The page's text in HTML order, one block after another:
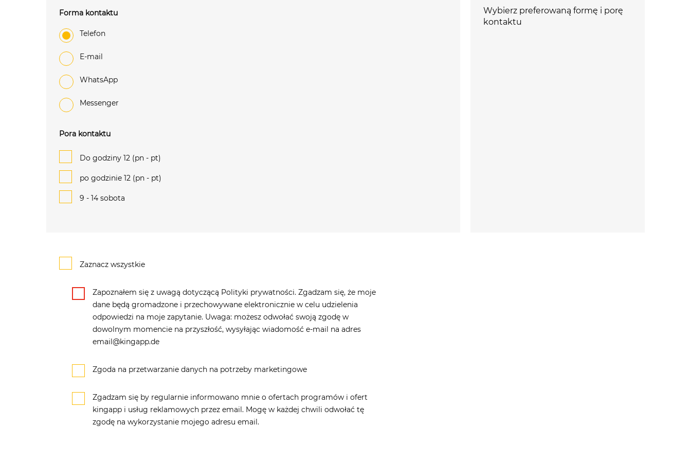
Forma kontaktu
Telefon
e-mail
WhatsApp
Messenger
Pora kontaktu
Do godziny 12 (pn - pt)
po godzinie 12 (pn - pt)
9 - 14 sobota
Wybierz preferowaną formę i porę
kontaktu
Zaznacz wszystkie
Zapoznałem się z uwagą dotyczącą Polityki prywatności. Zgadzam się, że moje
dane będą gromadzone i przechowywane elektronicznie w celu udzielenia
odpowiedzi na moje zapytanie. Uwaga: możesz odwołać swoją zgodę w
dowolnym momencie na przyszłość, wysyłając wiadomość e-mail na adres
email@kingapp.de
Zgoda na przetwarzanie danych na potrzeby marketingowe
Zgadzam się by regularnie informowano mnie o ofertach programów i ofert
kingapp i usług reklamowych przez email. Mogę w każdej chwili odwołać tę
zgodę na wykorzystanie mojego adresu email.